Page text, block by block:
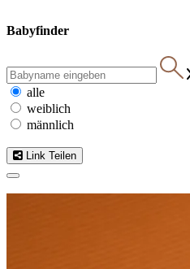
Babyfinder
alle
weiblich
männlich
Link Teilen